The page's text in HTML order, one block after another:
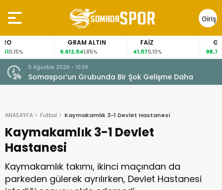
Giriş
Yap
GRAM ALTIN
6.612,54 1,85%
FAİZ
0,10%
GÜMÜŞ
4,81%
5 Ağustos 2026 - 10:34
Somaspor’un Grubunda Bir Şok Gelişme Daha
ANASAYFA Futbol Kaymakamlık 3-1 Devlet Hastanesi
Kaymakamlık 3-1 Devlet
Hastanesi
Kaymakamlık takımı, ikinci maçından da
parkeden gülerek ayrılırken, Devlet Hastanesi